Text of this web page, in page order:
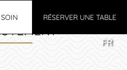
RÉSERVER UNE TABLE
FR